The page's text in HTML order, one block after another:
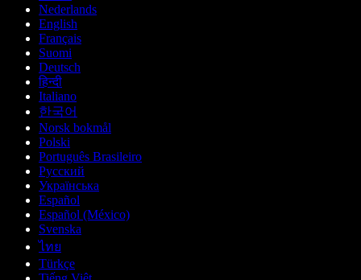
Nederlands
English
Français
Suomi
Deutsch
हिन्दी
Italiano
한국어
Norsk bokmål
Polski
Português Brasileiro
Русский
Українська
Español
Español (México)
Svenska
ไทย
Türkçe